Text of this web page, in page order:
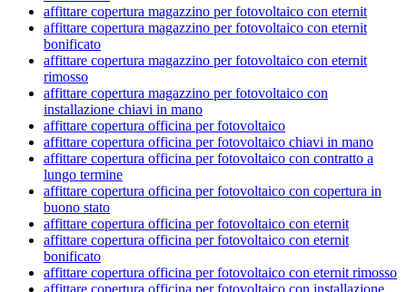
affittare copertura magazzino per fotovoltaico con eternit
affittare copertura magazzino per fotovoltaico con eternit
bonificato
affittare copertura magazzino per fotovoltaico con eternit
rimosso
affittare copertura magazzino per fotovoltaico con
installazione chiavi in mano
affittare copertura officina per fotovoltaico
affittare copertura officina per fotovoltaico chiavi in mano
affittare copertura officina per fotovoltaico con contratto a
lungo termine
affittare copertura officina per fotovoltaico con copertura in
buono stato
affittare copertura officina per fotovoltaico con eternit
affittare copertura officina per fotovoltaico con eternit
bonificato
affittare copertura officina per fotovoltaico con eternit rimosso